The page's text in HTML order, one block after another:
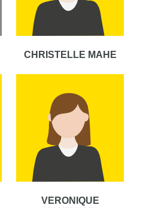
CHRISTELLE MAHE
VERONIQUE